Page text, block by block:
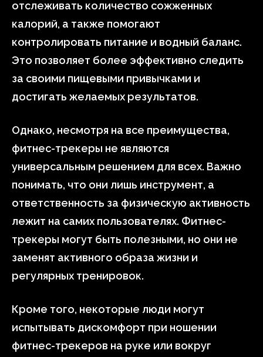
отслеживать количество сожженных
калорий, а также помогают
контролировать питание и водный баланс.
Это позволяет более эффективно следить
за своими пищевыми привычками и
достигать желаемых результатов.
Однако, несмотря на все преимущества,
фитнес-трекеры не являются
универсальным решением для всех. Важно
понимать, что они лишь инструмент, а
ответственность за физическую активность
лежит на самих пользователях. Фитнес-
трекеры могут быть полезными, но они не
заменят активного образа жизни и
регулярных тренировок.
Кроме того, некоторые люди могут
испытывать дискомфорт при ношении
фитнес-трекеров на руке или вокруг